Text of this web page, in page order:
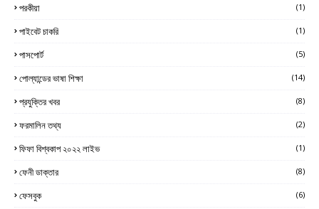
পরকীয়া (1)
পাইবেট চাকরি (1)
পাসপোর্ট (5)
পোল্যান্ডের ভাষা শিক্ষা (14)
প্রযুক্তির খবর (8)
ফরমালিন তথ্য (2)
ফিফা বিশ্বকাপ ২০২২ লাইভ (1)
ফেনী ডাক্তার (8)
ফেসবুক (6)